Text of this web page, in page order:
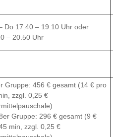
Do 17.40 – 19.10 Uhr oder
– 20.50 Uhr
Gruppe: 456 € gesamt (14 € pro
zzgl. 0,25 €
Gruppe: 296 € gesamt (9 €
min, zzgl. 0,25 €